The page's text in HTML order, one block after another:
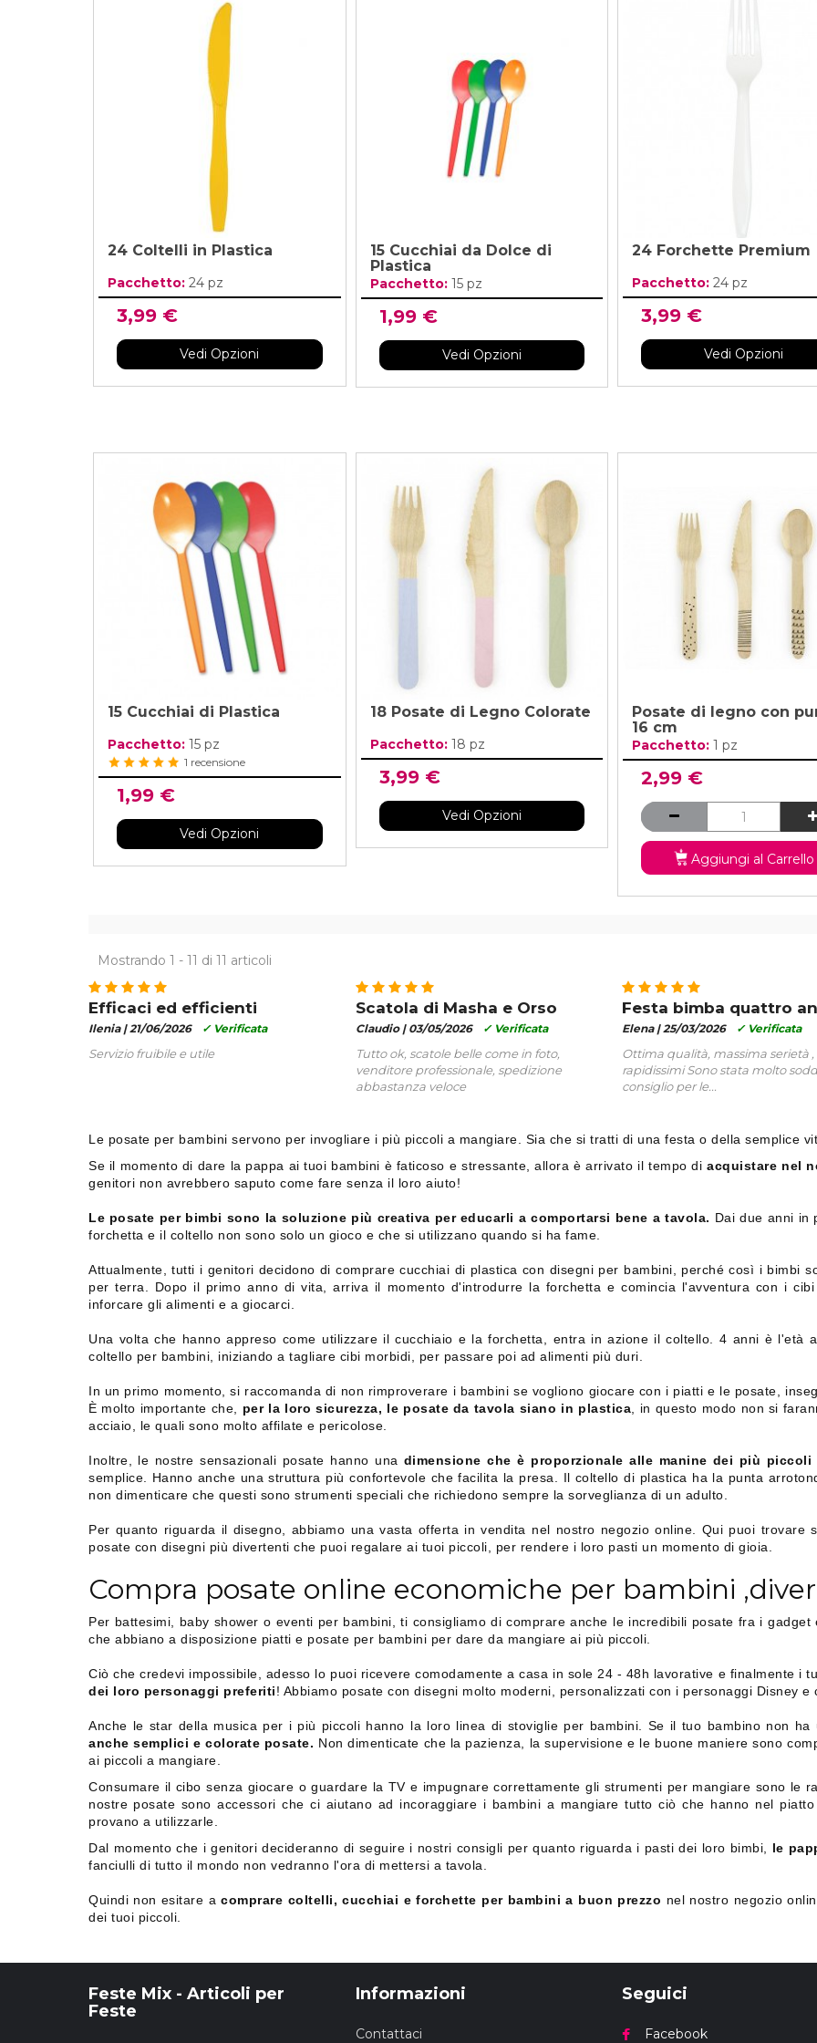
24 Coltelli in Plastica
Pacchetto: 24 pz
3,99 €
Vedi Opzioni
15 Cucchiai da Dolce di
Plastica
Pacchetto: 15 pz
1,99 €
Vedi Opzioni
24 Forchette Premium
Pacchetto: 24 pz
3,99 €
Vedi Opzioni
15 Cucchiai di Plastica
Pacchetto: 15 pz
1 recensione
1,99 €
Vedi Opzioni
18 Posate di Legno Colorate
Pacchetto: 18 pz
3,99 €
Vedi Opzioni
Posate di legno con
16 cm
Pacchetto: 1 pz
2,99 €
Aggiungi al Carrello
Mostrando 1 - 11 di 11 articoli
Efficaci ed efficienti
Ilenia |21/06/2026 ✓ Verificata
Servizio fruibile e utile
Scatola di Masha e Orso
Claudio | 03/05/2026 ✓ Verificata
Tutto ok, scatole belle come in foto,
venditore professionale, spedizione
abbastanza veloce
Festa bimba quattro
Elena |25/03/2026 ✓ Verificata
Ottima qualità, massima serietà
rapidissimi Sono stata molto
consiglio per le...
Le posate per bambini servono per invogliare i più piccoli a mangiare. Sia che si tratti di una festa o della semplice
Se il momento di dare la pappa ai tuoi bambini è faticoso e stressante, allora è arrivato il tempo diacquistare nel
genitori non avrebbero saputo come fare senza il loro aiuto!
Le posate per bimbi sono la soluzione più creativa per educarli a comportarsi bene a tavola. Dai due anni in
forchetta e il coltello non sono solo un gioco e che si utilizzano quando si ha fame.
Attualmente, tutti i genitori decidono di comprare cucchiai di plastica con disegni per bambini, perché così i bimbi
per terra. Dopo il primo anno di vita, arriva il momento d'introdurre la forchetta e comincia l'avventura con i
inforcare gli alimenti e a giocarci.
Una volta che hanno appreso come utilizzare il cucchiaio e la forchetta, entra in azione il coltello. 4 anni è l'età
coltello per bambini, iniziando a tagliare cibi morbidi, per passare poi ad alimenti più duri.
In un primo momento, si raccomanda di non rimproverare i bambini se vogliono giocare con i piatti e le posate,
È molto importante che, per la loro sicurezza, le posate da tavola siano in plastica , in questo modo non si
acciaio, le quali sono molto affilate e pericolose.
Inoltre, le nostre sensazionali posate hanno una dimensione che è proporzionale alle manine dei più piccoli
semplice. Hanno anche una struttura più confortevole che facilita la presa. Il coltello di plastica ha la punta
non dimenticare che questi sono strumenti speciali che richiedono sempre la sorveglianza di un adulto.
Per quanto riguarda il disegno, abbiamo una vasta offerta in vendita nel nostro negozio online. Qui puoi
posate con disegni più divertenti che puoi regalare ai tuoi piccoli, per rendere i loro pasti un momento di gioia.
Compra posate online economiche per bambini
Per battesimi, baby shower o eventi per bambini, ti consigliamo di comprare anche le incredibili posate fra i
che abbiano a disposizione piatti e posate per bambini per dare da mangiare ai più piccoli.
Ciò che credevi impossibile, adesso lo puoi ricevere comodamente a casa in sole 24 - 48h lavorative e finalmente i
dei loro personaggi preferiti! Abbiamo posate con disegni molto moderni, personalizzati con i personaggi Disney
Anche le star della musica per i più piccoli hanno la loro linea di stoviglie per bambini. Se il tuo bambino non
anche semplici e colorate posate. Non dimenticate che la pazienza, la supervisione e le buone maniere sono
ai piccoli a mangiare.
Consumare il cibo senza giocare o guardare la TV e impugnare correttamente gli strumenti per mangiare sono le
nostre posate sono accessori che ci aiutano ad incoraggiare i bambini a mangiare tutto ciò che hanno nel
provano a utilizzarle.
Dal momento che i genitori decideranno di seguire i nostri consigli per quanto riguarda i pasti dei loro bimbi, le
fanciulli di tutto il mondo non vedranno l'ora di mettersi a tavola.
Quindi non esitare acomprare coltelli, cucchiai e forchette per bambini a buon prezzo nel nostro negozio
dei tuoi piccoli.
Feste Mix - Articoli per
Feste
Informazioni
Contattaci
Seguici
Facebook